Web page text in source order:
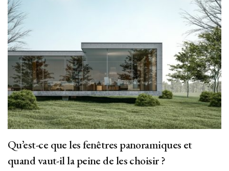
Qu’est-ce que les fenêtres panoramiques et
quand vaut-il la peine de les choisir ?